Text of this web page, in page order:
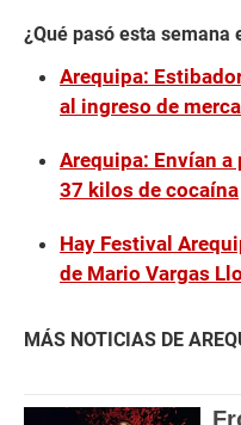
¿Qué pasó esta semana
Arequipa:
al ingreso de
Arequipa: Envían
37 kilos de cocaína
Hay Festival
de Mario Vargas
MÁS NOTICIAS DE